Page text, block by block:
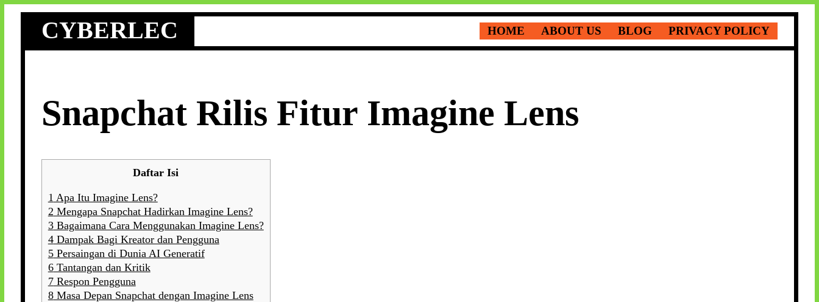
content
CYBERLEC HOME ABOUT US BLOG PRIVACY POLICY
Snapchat Rilis Fitur Imagine Lens
Daftar Isi
1 Apa Itu Imagine Lens?
2 Mengapa Snapchat Hadirkan Imagine Lens?
3Bagaimana Cara Menggunakan Imagine Lens?
4Dampak Bagi Kreator dan Pengguna
5Persaingan di Dunia AI Generatif
6Tantangan dan Kritik
7Respon Pengguna
8Masa Depan Snapchat dengan Imagine Lens